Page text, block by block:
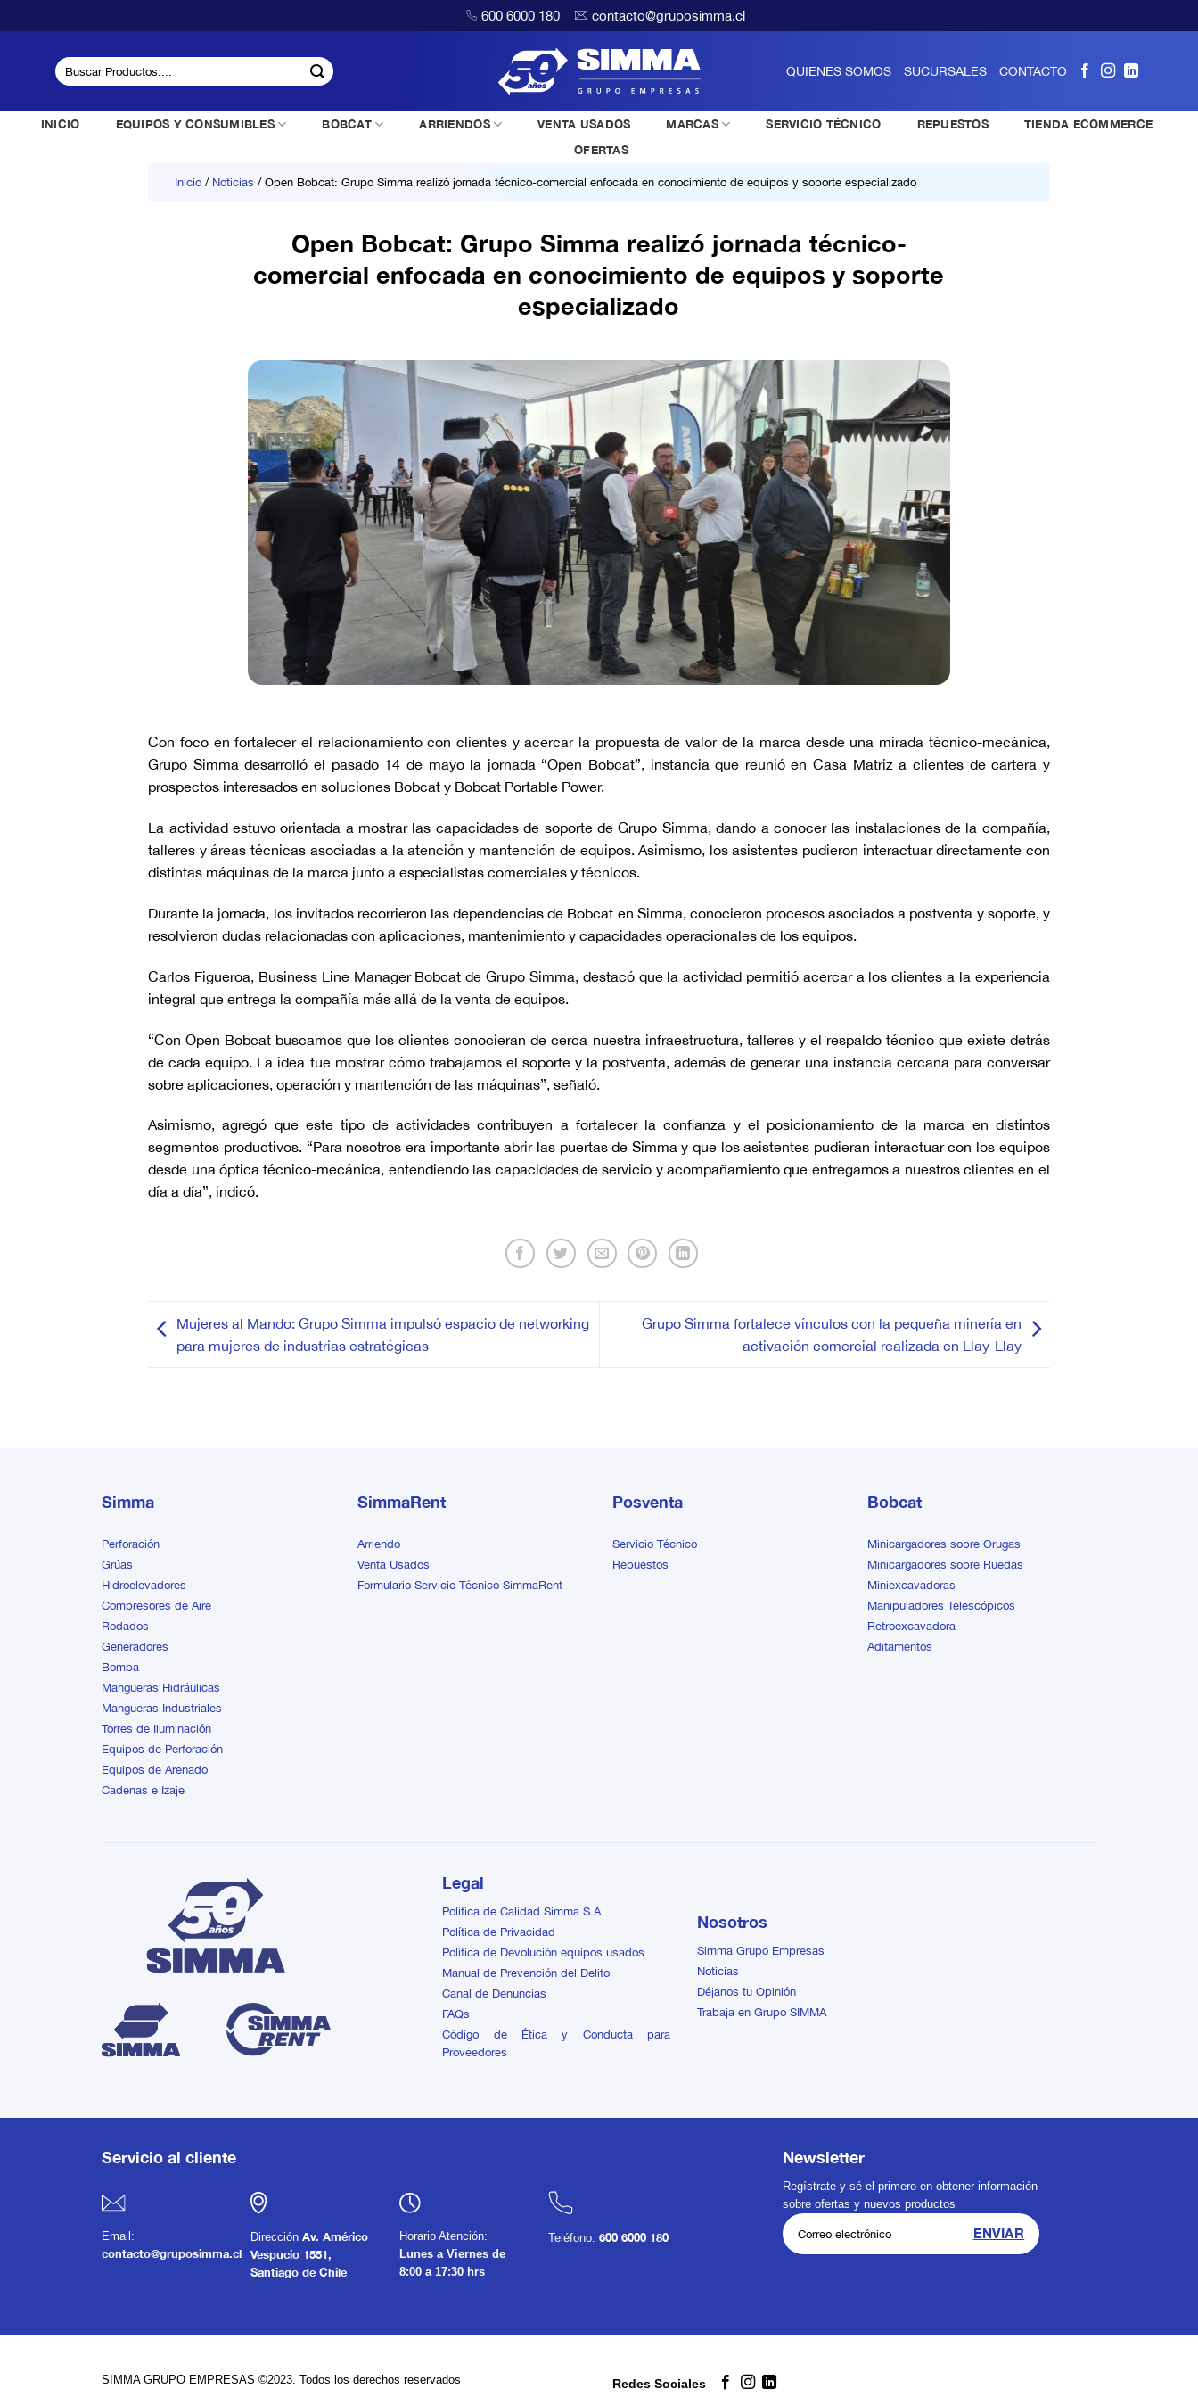
al
600 6000 180 contacto@gruposimma.cl
Buscar
por:
QUIENES SOMOS SUCURSALES CONTACTO
INICIO EQUIPOS Y CONSUMIBLES BOBCAT ARRIENDOS VENTA USADOS MARCAS SERVICIO TÉCNICO REPUESTOS
TIENDA ECOMMERCE
OFERTAS
Inicio / Noticias /Open Bobcat: Grupo Simma realizó jornada técnico-comercial enfocada en conocimiento de equipos y soporte especializado
Open Bobcat: Grupo Simma realizó jornada técnico-
comercial enfocada en conocimiento de equipos y soporte
especializado
Con foco en fortalecer el relacionamiento con clientes y acercar la propuesta de valor de la marca desde una mirada técnico-mecánica,
Grupo Simma desarrolló el pasado 14 de mayo la jornada “Open Bobcat”, instancia que reunió en Casa Matriz a clientes de cartera y
prospectos interesados en soluciones Bobcat y Bobcat Portable Power.
La actividad estuvo orientada a mostrar las capacidades de soporte de Grupo Simma, dando a conocer las instalaciones de la compañía,
talleres y áreas técnicas asociadas a la atención y mantención de equipos. Asimismo, los asistentes pudieron interactuar directamente con
distintas máquinas de la marca junto a especialistas comerciales y técnicos.
Durante la jornada, los invitados recorrieron las dependencias de Bobcat en Simma, conocieron procesos asociados a postventa y soporte, y
resolvieron dudas relacionadas con aplicaciones, mantenimiento y capacidades operacionales de los equipos.
Carlos Figueroa, Business Line Manager Bobcat de Grupo Simma, destacó que la actividad permitió acercar a los clientes a la experiencia
integral que entrega la compañía más allá de la venta de equipos.
“Con Open Bobcat buscamos que los clientes conocieran de cerca nuestra infraestructura, talleres y el respaldo técnico que existe detrás
de cada equipo. La idea fue mostrar cómo trabajamos el soporte y la postventa, además de generar una instancia cercana para conversar
sobre aplicaciones, operación y mantención de las máquinas”, señaló.
Asimismo, agregó que este tipo de actividades contribuyen a fortalecer la confianza y el posicionamiento de la marca en distintos
segmentos productivos. “Para nosotros era importante abrir las puertas de Simma y que los asistentes pudieran interactuar con los equipos
desde una óptica técnico-mecánica, entendiendo las capacidades de servicio y acompañamiento que entregamos a nuestros clientes en el
día a día”, indicó.
Mujeres al Mando: Grupo Simma impulsó espacio de networking
para mujeres de industrias estratégicas
Grupo Simma fortalece vínculos con la pequeña minería en
activación comercial realizada en Llay-Llay
Simma
Perforación
Grúas
Hidroelevadores
Compresores de Aire
Rodados
Generadores
Bomba
Mangueras Hidráulicas
Mangueras Industriales
Torres de Iluminación
Equipos de Perforación
Equipos de Arenado
Cadenas e Izaje
SimmaRent
Arriendo
Venta Usados
Formulario Servicio Técnico SimmaRent
Posventa
Servicio Técnico
Repuestos
Bobcat
Minicargadores sobre Orugas
Minicargadores sobre Ruedas
Miniexcavadoras
Manipuladores Telescópicos
Retroexcavadora
Aditamentos
Legal
Política de Calidad Simma S.A
Política de Privacidad
Política de Devolución equipos usados
Manual de Prevención del Delito
Canal de Denuncias
FAQs
Código de Ética y Conducta para
Proveedores
Nosotros
Simma Grupo Empresas
Noticias
Déjanos tu Opinión
Trabaja en Grupo SIMMA
Servicio al cliente
Email:
contacto@gruposimma.cl
DirecciónAv. Américo
Vespucio 1551,
Santiago de Chile
Horario Atención:
Lunes a Viernes de
8:00 a 17:30 hrs
Teléfono:600 6000 180
Newsletter
Regístrate y sé el primero en obtener información
sobre ofertas y nuevos productos
SIMMA GRUPO EMPRESAS ©2023. Todos los derechos reservados Redes Sociales